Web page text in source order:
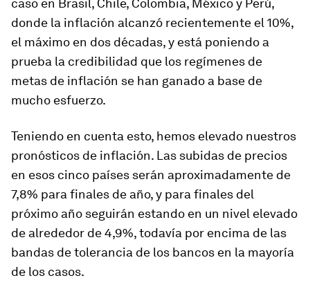
caso en Brasil, Chile, Colombia, México y Perú,
donde la inflación alcanzó recientemente el 10%,
el máximo en dos décadas, y está poniendo a
prueba la credibilidad que los regímenes de
metas de inflación se han ganado a base de
mucho esfuerzo.
Teniendo en cuenta esto, hemos elevado nuestros
pronósticos de inflación. Las subidas de precios
en esos cinco países serán aproximadamente de
7,8% para finales de año, y para finales del
próximo año seguirán estando en un nivel elevado
de alrededor de 4,9%, todavía por encima de las
bandas de tolerancia de los bancos en la mayoría
de los casos.